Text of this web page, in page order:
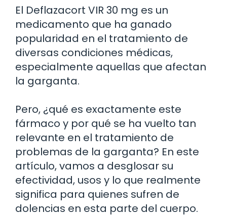
El Deflazacort VIR 30 mg es un
medicamento que ha ganado
popularidad en el tratamiento de
diversas condiciones médicas,
especialmente aquellas que afectan
la garganta.
Pero, ¿qué es exactamente este
fármaco y por qué se ha vuelto tan
relevante en el tratamiento de
problemas de la garganta? En este
artículo, vamos a desglosar su
efectividad, usos y lo que realmente
significa para quienes sufren de
dolencias en esta parte del cuerpo.